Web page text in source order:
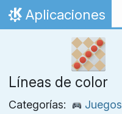
Ir al contenido
Inicio
Aplicaciones
Líneas de color
Categorías:
Juegos